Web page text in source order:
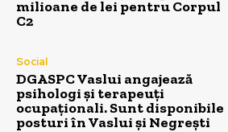
milioane de lei pentru Corpul
C2
Social
DGASPC Vaslui angajează
psihologi și terapeuți
ocupaționali. Sunt disponibile
posturi în Vaslui și Negrești